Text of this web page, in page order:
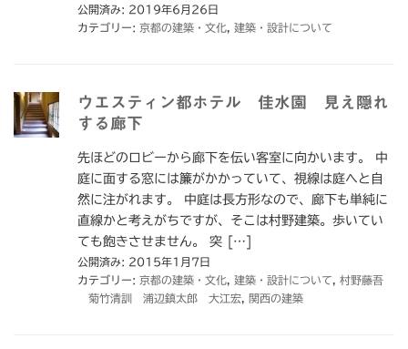
公開済み: 2019年6月26日
カテゴリー: 京都の建築・文化 建築・設計について
ウエスティン都ホテル 佳水園 見え隠れ
する廊下
先ほどのロビーから廊下を伝い客室に向かいます。 中
庭に面する窓には簾がかかっていて、視線は庭へと自
然に注がれます。 中庭は長方形なので、廊下も単純に
直線かと考えがちですが、そこは村野建築。歩いてい
ても飽きさせません。 突 […]
公開済み: 2015年1月7日
カテゴリー: 京都の建築・文化 建築・設計について
村野藤吾
菊竹清訓 浦辺鎮太郎 大江宏
関西の建築